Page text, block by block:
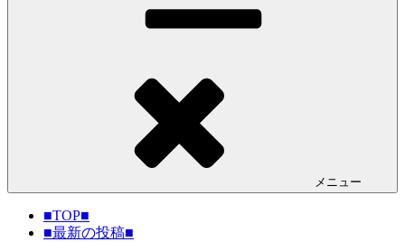
メニュー
■TOP■
■最新の投稿■